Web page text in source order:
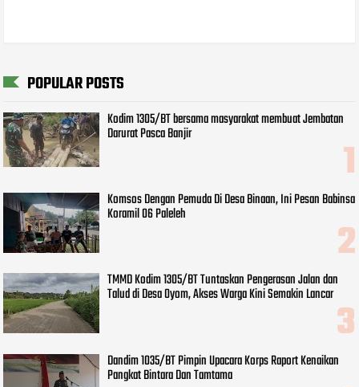
POPULAR POSTS
Kodim 1305/BT bersama masyarakat membuat Jembatan
Darurat Pasca Banjir
Komsos Dengan Pemuda Di Desa Binaan, Ini Pesan Babinsa
Koramil 06 Paleleh
TMMD Kodim 1305/BT Tuntaskan Pengerasan Jalan dan
Talud di Desa Oyom, Akses Warga Kini Semakin Lancar
Dandim 1035/BT Pimpin Upacara Korps Raport Kenaikan
Pangkat Bintara Dan Tamtama